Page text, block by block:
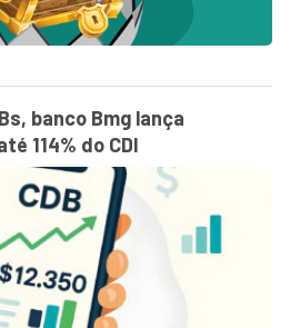
banco Bmg lança
114% do CDI